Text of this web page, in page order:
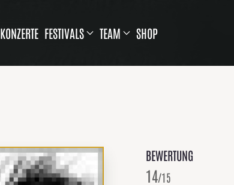
KONZERTE FESTIVALS TEAM SHOP
BEWERTUNG
14/15